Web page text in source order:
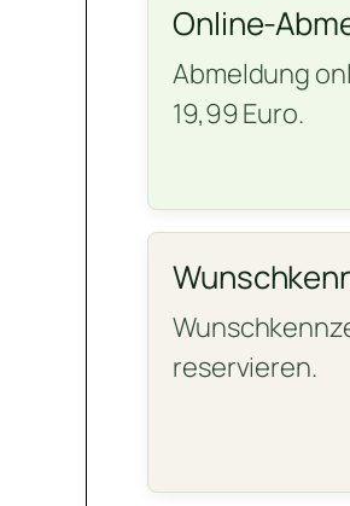
Online-
Abmeldung
19,99 Euro.
reservieren.